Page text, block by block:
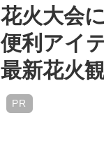
花火大会
便利アイ
最新花火
PR